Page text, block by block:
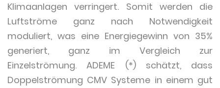
Klimaanlagen verringert. Somit werden die
Luftströme ganz nach Notwendigkeit
moduliert, was eine Energiegewinn von 35%
generiert, ganz im Vergleich zur
Einzelströmung. ADEME (*) schätzt, dass
Doppelströmung CMV Systeme in einem gut